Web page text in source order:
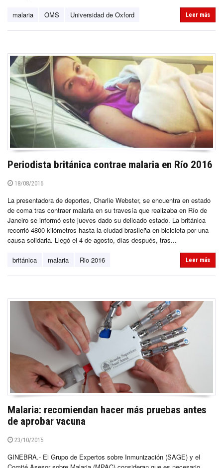
malaria OMS Universidad de Oxford Leer más
Periodista británica contrae malaria en Río 2016
18/08/2016
La presentadora de deportes, Charlie Webster, se encuentra en estado
de coma tras contraer malaria en su travesía que realizaba en Río de
Janeiro se informó este jueves dado su delicado estado. La británica
recorrió 4800 kilómetros hasta la ciudad brasileña en bicicleta por una
causa solidaria. Llegó el 4 de agosto, días después, tras...
británica malaria Rio 2016 Leer más
Malaria: recomiendan hacer más pruebas antes
de aprobar vacuna
23/10/2015
GINEBRA.- El Grupo de Expertos sobre Inmunización (SAGE) y el